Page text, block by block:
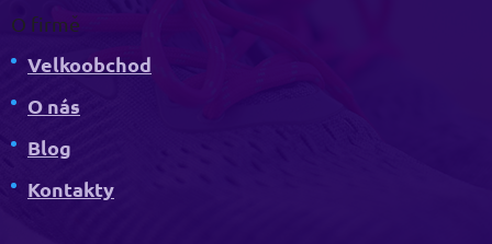
O firmě
Velkoobchod
O nás
Blog
Kontakty